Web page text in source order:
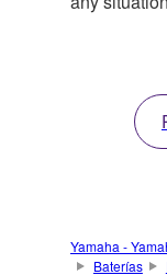
Yamaha -
Baterías